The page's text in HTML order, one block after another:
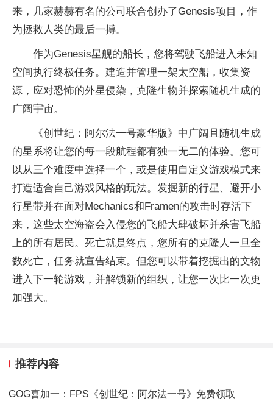
来，几家赫赫有名的公司联合创办了Genesis项目，作
为拯救人类的最后一搏。
作为Genesis星舰的船长，您将驾驶飞船进入未知
空间执行终极任务。建造并管理一架太空船，收集资
源，应对恐怖的外星侵染，克隆生物并探索随机生成的
广阔宇宙。
《创世纪：阿尔法一号豪华版》中广阔且随机生成
的星系将让您的每一段航程都有独一无二的体验。您可
以从三个难度中选择一个，或是使用自定义游戏模式来
打造适合自己游戏风格的玩法。发掘新的行星、避开小
行星带并在面对Mechanics和Framen的攻击时存活下
来，这些太空海盗会入侵您的飞船大肆破坏并杀害飞船
上的所有居民。死亡就是终点，您所有的克隆人一旦全
数死亡，任务就宣告结束。但您可以带着挖掘出的文物
进入下一轮游戏，并解锁新的组织，让您一次比一次更
加强大。
推荐内容
GOG喜加一：FPS《创世纪：阿尔法一号》免费领取